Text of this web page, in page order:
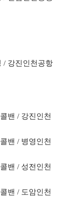
/ 강진인천공항
밴 / 강진인천
밴 / 병영인천
밴 / 성전인천
밴 / 도암인천